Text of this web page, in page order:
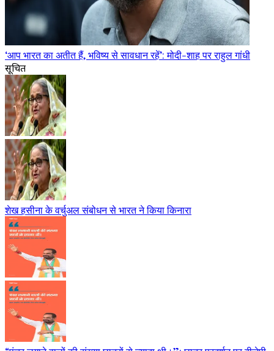
‘आप भारत का अतीत हैं, भविष्य से सावधान रहें’: मोदी-शाह पर राहुल गांधी
सूचित
शेख हसीना के वर्चुअल संबोधन से भारत ने किया किनारा